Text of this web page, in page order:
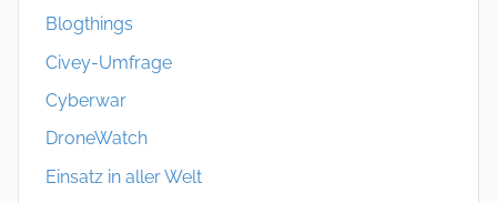
Blogthings
Civey-Umfrage
Cyberwar
DroneWatch
Einsatz in aller Welt